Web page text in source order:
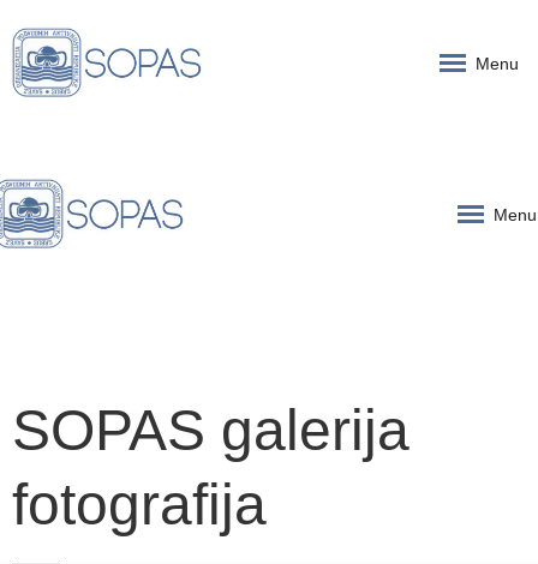
Menu
Menu
SOPAS galerija
fotografija